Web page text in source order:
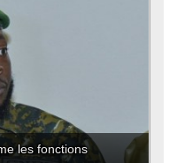
les fonctions